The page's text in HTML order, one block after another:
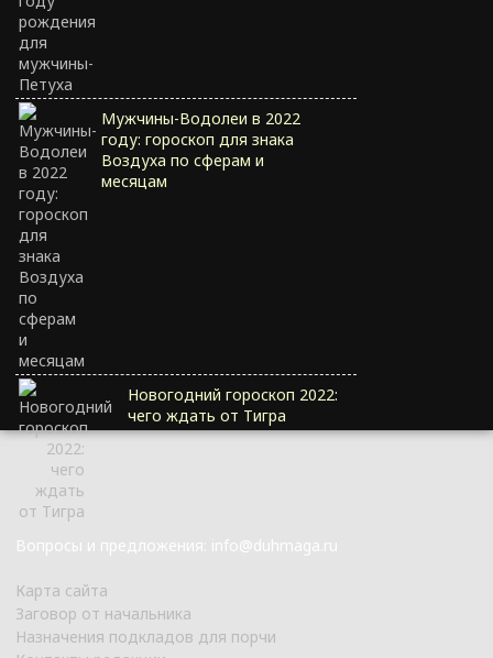
Мужчины-Водолеи в 2022
году: гороскоп для знака
Воздуха по сферам и
месяцам
Новогодний гороскоп 2022:
чего ждать от Тигра
Вопросы и предложения: info@duhmaga.ru
Карта сайта
Заговор от начальника
Назначения подкладов для порчи